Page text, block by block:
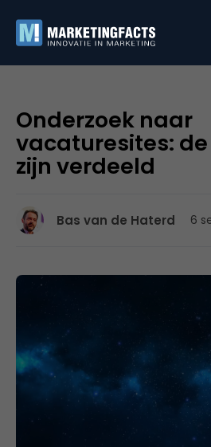
Onderzoek naar
vacaturesites:
zijn verdeeld
Bas van de Haterd 6